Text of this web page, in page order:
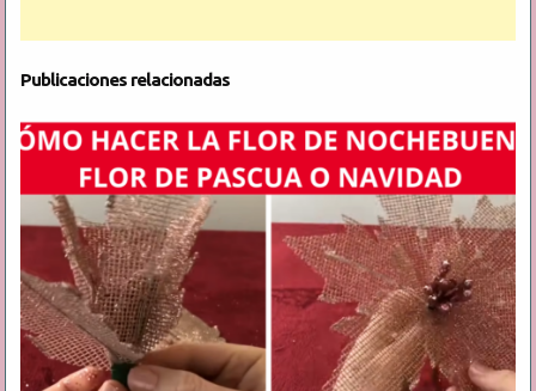
Publicaciones relacionadas